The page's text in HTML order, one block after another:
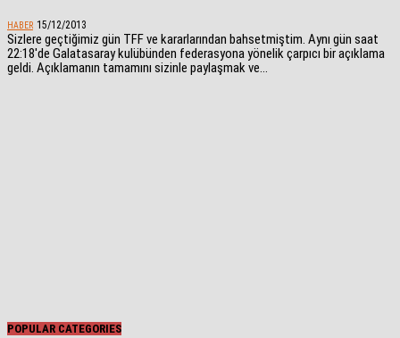
HABER 15/12/2013
Sizlere geçtiğimiz gün TFF ve kararlarından bahsetmiştim. Aynı gün saat
22:18'de Galatasaray kulübünden federasyona yönelik çarpıcı bir açıklama
geldi. Açıklamanın tamamını sizinle paylaşmak ve...
POPULAR CATEGORIES